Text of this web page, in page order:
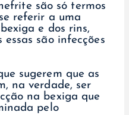
são só termos
referir a uma
e dos rins,
essas são infecções
sugerem que as
na verdade, ser
na bexiga que
pelo